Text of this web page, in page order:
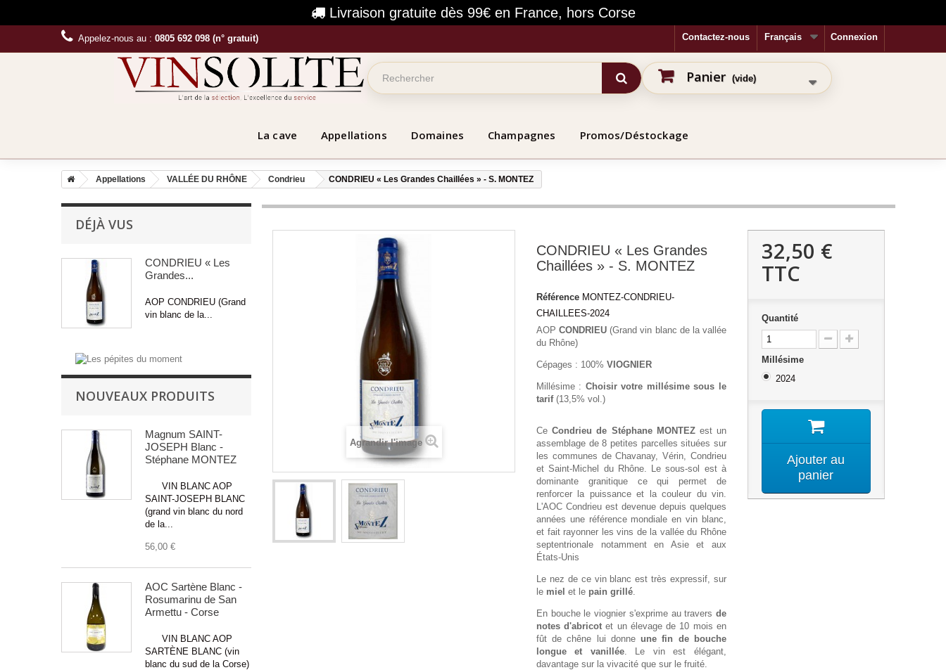
Livraison gratuite dès 99€ en France, hors Corse
Connexion
Français
Contactez-nous
Appelez-nous au : 0805 692 098 (n° gratuit)
Panier (vide)
La cave Appellations Domaines Champagnes Promos/Déstockage
Appellations VALLÉE DU RHÔNE Condrieu CONDRIEU « Les Grandes Chaillées » - S. MONTEZ
DÉJÀ VUS
CONDRIEU « Les
Grandes...
AOP CONDRIEU (Grand
vin blanc de la...
NOUVEAUX PRODUITS
Magnum SAINT-
JOSEPH Blanc -
Stéphane MONTEZ
VIN BLANC AOP
SAINT-JOSEPH BLANC
(grand vin blanc du nord
de la...
56,00 €
AOC Sartène Blanc -
Rosumarinu de San
Armettu - Corse
VIN BLANC AOP
SARTÈNE BLANC (vin
blanc du sud de la Corse)
Agrandir l'image
CONDRIEU « Les Grandes
Chaillées » - S. MONTEZ
Référence MONTEZ-CONDRIEU-
CHAILLEES-2024
AOPCONDRIEU (Grand vin blanc de la vallée
du Rhône)
Cépages : 100% VIOGNIER
Millésime : Choisir votre millésime sous le
tarif(13,5% vol.)
CeCondrieu de Stéphane MONTEZest un
assemblage de 8 petites parcelles situées sur
les communes de Chavanay, Vérin, Condrieu
et Saint-Michel du Rhône. Le sous-sol est à
dominante granitique ce qui permet de
renforcer la puissance et la couleur du vin.
L'AOC Condrieu est devenue depuis quelques
années une référence mondiale en vin blanc,
et fait rayonner les vins de la vallée du Rhône
septentrionale notamment en Asie et aux
États-Unis
Le nez de ce vin blanc est très expressif, sur
le miel et le pain grillé
En bouche le viognier s'exprime au travers de
notes d'abricot et un élevage de 10 mois en
fût de chêne lui donneune fin de bouche
longue et vanillée . Le vin est élégant,
davantage sur la vivacité que sur le fruité.
32,50 €
TTC
Quantité
Millésime
2024
Ajouter au
panier